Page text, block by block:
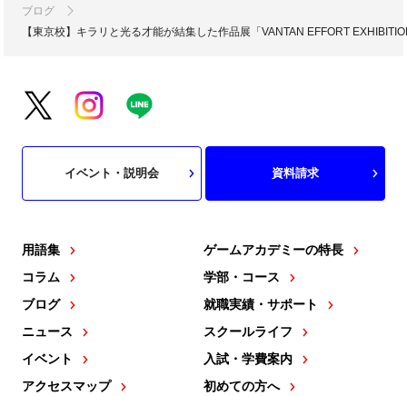
ブログ
【東京校】キラリと光る才能が結集した作品展「VANTAN EFFORT
用語集
コラム
ブログ
ニュース
イベント
アクセスマップ
ゲームアカデミーの特長
学部・コース
就職実績・サポート
スクールライフ
入試・学費案内
初めての方へ
イベント・説明会 資料請求